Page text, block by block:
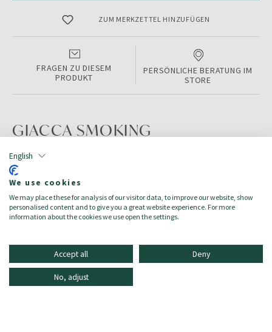
English
We use cookies
We may place these for analysis of our visitor data, to improve our website, show
personalised content and to give you a great website experience. For more
information about the cookies we use open the settings.
Accept all Deny
No, adjust
ZUM MERKZETTEL HINZUFÜGEN
FRAGEN ZU DIESEM
PRODUKT
PERSÖNLICHE BERATUNG IM
STORE
GIACCA SMOKING
PRODUKTINFORMATIONEN
Color: PETROLIO
Größe: 44
Zielgruppe:Damen/Donna